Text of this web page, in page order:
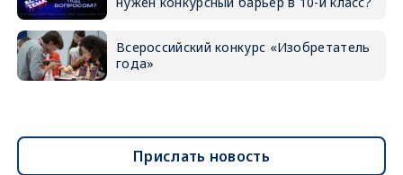
Всероссийский конкурс «Изобретатель
года»
Прислать новость